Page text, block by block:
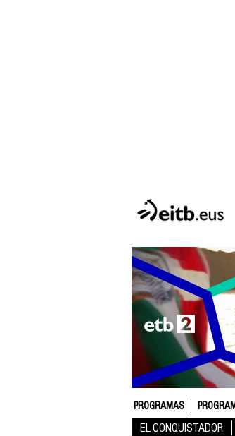
PROGRAMAS
EL CONQUISTADOR